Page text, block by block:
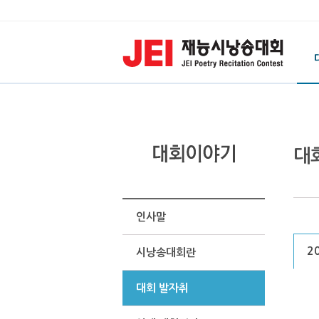
인사말
시낭송대회란
대회 발자취
대